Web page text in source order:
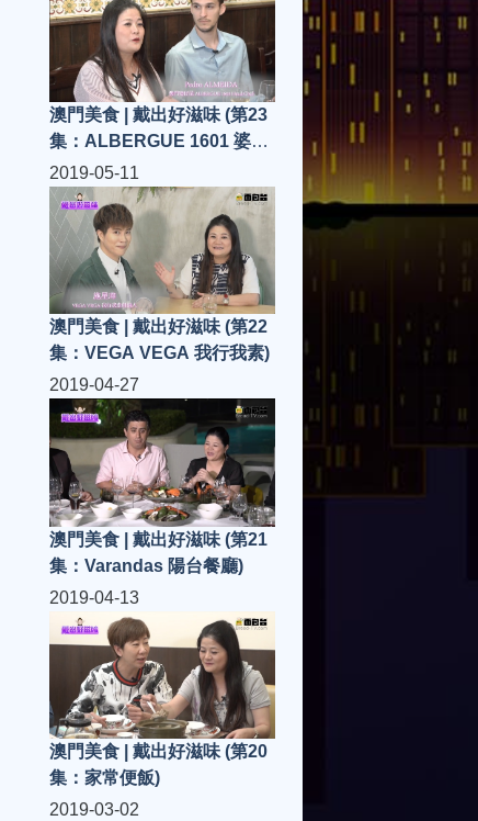
澳門美食 | 戴出好滋味 (第23
集：ALBERGUE 1601 婆仔
屋)
2019-05-11
澳門美食 | 戴出好滋味 (第22
集：VEGA VEGA 我行我素)
2019-04-27
澳門美食 | 戴出好滋味 (第21
集：Varandas 陽台餐廳)
2019-04-13
澳門美食 | 戴出好滋味 (第20
集：家常便飯)
2019-03-02